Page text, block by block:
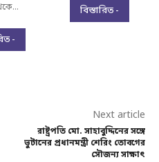
-
বিস্তারিত -
Next article
রাষ্ট্রপতি মো. সাহাবুদ্দিনের সঙ্গে
ভুটানের প্রধানমন্ত্রী শেরিং তোবগের
সৌজন্য সাক্ষাৎ